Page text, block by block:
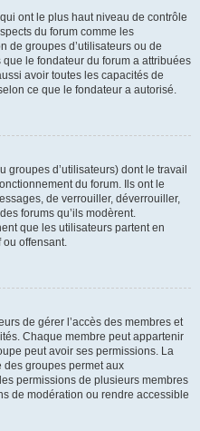
ont le plus haut niveau de contrôle
du forum comme les
de groupes d’utilisateurs ou de
le fondateur du forum a attribuées
avoir toutes les capacités de
ce que le fondateur a autorisé.
groupes d’utilisateurs) dont le travail
du forum. Ils ont le
de verrouiller, déverrouiller,
forums qu’ils modèrent.
que les utilisateurs partent en
offensant.
de gérer l’accès des membres et
Chaque membre peut appartenir
peut avoir ses permissions. La
des groupes permet aux
permissions de plusieurs membres
de modération ou rendre accessible